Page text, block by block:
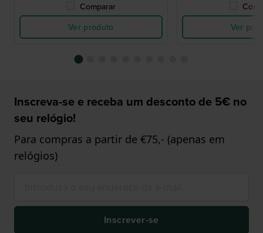
Comparar
Ver produto
Ver
Inscreva-se e receba um desconto de 5€ no
seu relógio!
Para compras a partir de €75,- (apenas em
relógios)
Inscrever-se